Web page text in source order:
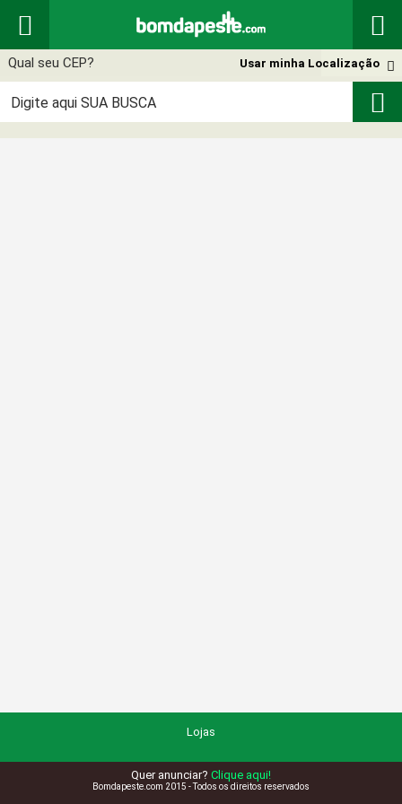
 

Usar minha Localização

Lojas
Quer anunciar? Clique aqui!
Bomdapeste.com 2015 - Todos os direitos reservados